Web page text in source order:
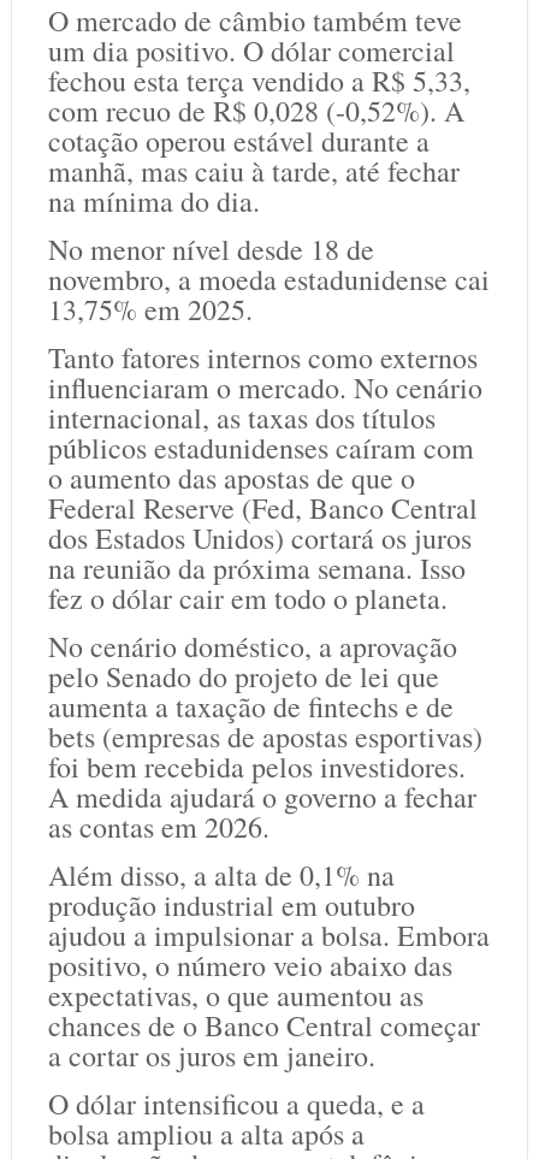
O mercado de câmbio também teve
um dia positivo. O dólar comercial
fechou esta terça vendido a R$ 5,33,
com recuo de R$ 0,028 (-0,52%). A
cotação operou estável durante a
manhã, mas caiu à tarde, até fechar
na mínima do dia.
No menor nível desde 18 de
novembro, a moeda estadunidense cai
13,75% em 2025.
Tanto fatores internos como externos
influenciaram o mercado. No cenário
internacional, as taxas dos títulos
públicos estadunidenses caíram com
o aumento das apostas de que o
Federal Reserve (Fed, Banco Central
dos Estados Unidos) cortará os juros
na reunião da próxima semana. Isso
fez o dólar cair em todo o planeta.
No cenário doméstico, a aprovação
pelo Senado do projeto de lei que
aumenta a taxação de fintechs e de
bets (empresas de apostas esportivas)
foi bem recebida pelos investidores.
A medida ajudará o governo a fechar
as contas em 2026.
Além disso, a alta de 0,1% na
produção industrial em outubro
ajudou a impulsionar a bolsa. Embora
positivo, o número veio abaixo das
expectativas, o que aumentou as
chances de o Banco Central começar
a cortar os juros em janeiro.
O dólar intensificou a queda, e a
bolsa ampliou a alta após a